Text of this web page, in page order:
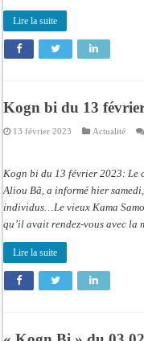
Lire la suite
Kogn bi du 13
13 février 2023 Actualité
Kogn bi du 13 février 2023: Le
Aliou Bâ, a informé hier
individus…Le vieux Kama
qu’il avait rendez-vous avec
Lire la suite